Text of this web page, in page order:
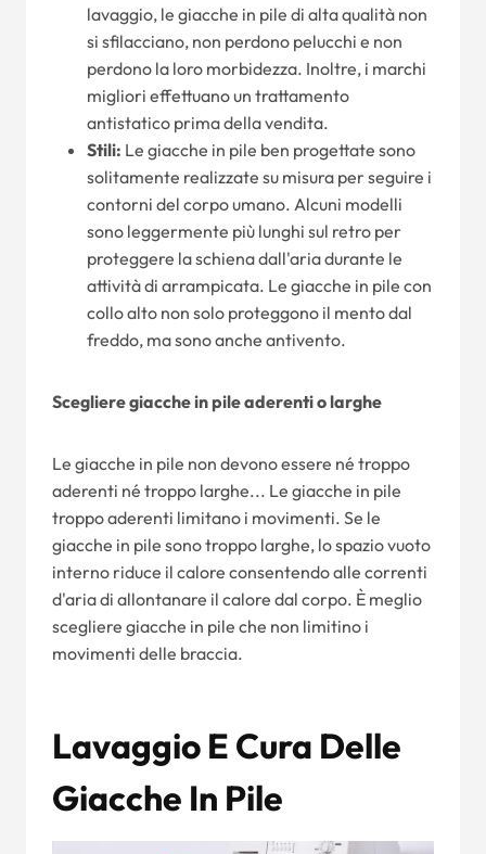
lavaggio, le giacche in pile di alta qualità non
si sfilacciano, non perdono pelucchi e non
perdono la loro morbidezza. Inoltre, i marchi
migliori effettuano un trattamento
antistatico prima della vendita.
Stili: Le giacche in pile ben progettate sono
solitamente realizzate su misura per seguire i
contorni del corpo umano. Alcuni modelli
sono leggermente più lunghi sul retro per
proteggere la schiena dall'aria durante le
attività di arrampicata. Le giacche in pile con
collo alto non solo proteggono il mento dal
freddo, ma sono anche antivento.
Scegliere giacche in pile aderenti o larghe
Le giacche in pile non devono essere né troppo
aderenti né troppo larghe... Le giacche in pile
troppo aderenti limitano i movimenti. Se le
giacche in pile sono troppo larghe, lo spazio vuoto
interno riduce il calore consentendo alle correnti
d'aria di allontanare il calore dal corpo. È meglio
scegliere giacche in pile che non limitino i
movimenti delle braccia.
Lavaggio E Cura Delle
Giacche In Pile